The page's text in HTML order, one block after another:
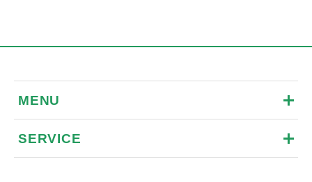
MENU
SERVICE